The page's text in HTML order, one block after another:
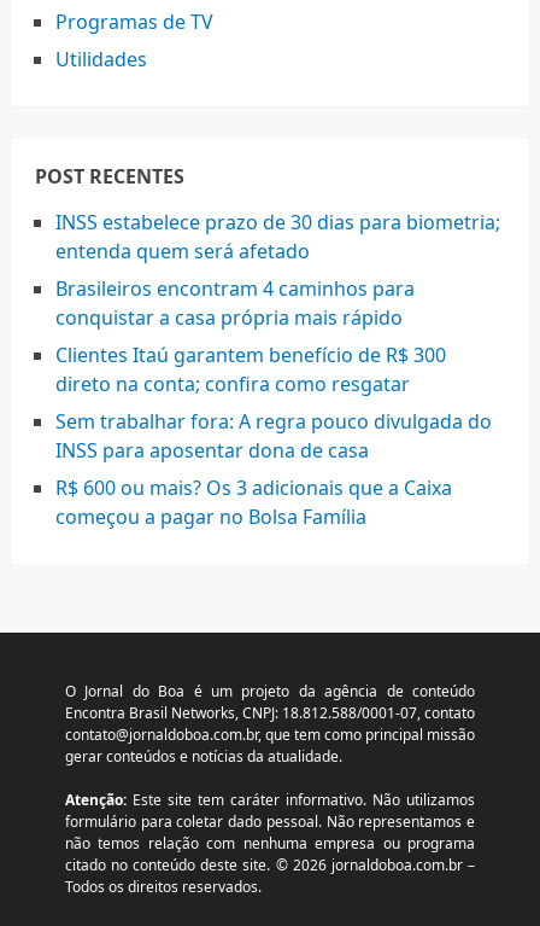
Programas de TV
Utilidades
POST RECENTES
INSS estabelece prazo de 30 dias para biometria;
entenda quem será afetado
Brasileiros encontram 4 caminhos para
conquistar a casa própria mais rápido
Clientes Itaú garantem benefício de R$ 300
direto na conta; confira como resgatar
Sem trabalhar fora: A regra pouco divulgada do
INSS para aposentar dona de casa
R$ 600 ou mais? Os 3 adicionais que a Caixa
começou a pagar no Bolsa Família
O Jornal do Boa é um projeto da agência de conteúdo
Encontra Brasil Networks, CNPJ: 18.812.588/0001-07, contato
contato@jornaldoboa.com.br, que tem como principal missão
gerar conteúdos e notícias da atualidade.
Atenção:Este site tem caráter informativo. Não utilizamos
formulário para coletar dado pessoal. Não representamos e
não temos relação com nenhuma empresa ou programa
citado no conteúdo deste site. © 2026 jornaldoboa.com.br –
Todos os direitos reservados.